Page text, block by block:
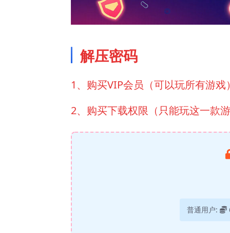
解压密码
1、购买VIP会员（可以玩所有游
2、购买下载权限（只能玩这一款
普通用户: